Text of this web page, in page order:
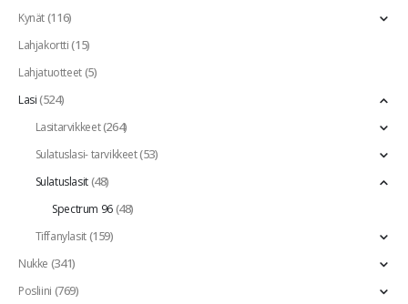
Kynät(116)
Lahjakortti(15)
Lahjatuotteet(5)
Lasi(524)
Lasitarvikkeet(264)
Sulatuslasi- tarvikkeet(53)
Sulatuslasit(48)
Spectrum 96(48)
Tiffanylasit(159)
Nukke (341)
Posliini (769)